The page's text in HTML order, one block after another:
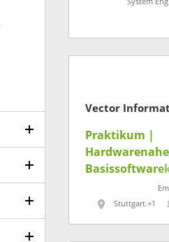
Vector
Praktikum |
Hardwarenahe
ten nach
(m/w/d)Stuttgart +1